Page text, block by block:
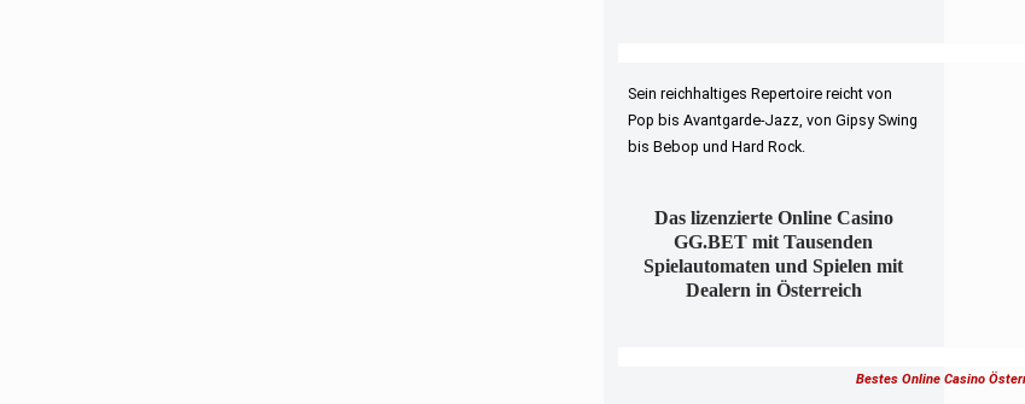
Sein reichhaltiges Repertoire reicht von
Pop bis Avantgarde-Jazz, von Gipsy Swing
bis Bebop und Hard Rock.
Das lizenzierte Online Casino
GG.BET mit Tausenden
Spielautomaten und Spielen mit
Dealern in Österreich
Bestes Online Casino